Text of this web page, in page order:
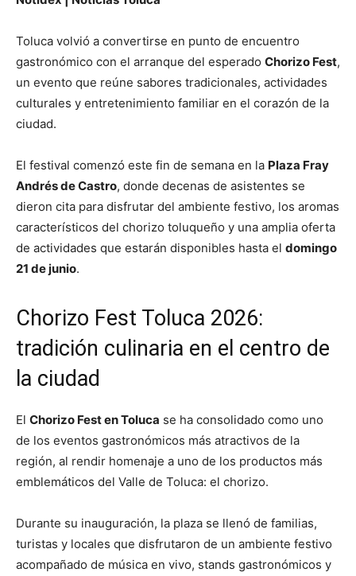
Toluca volvió a convertirse en punto de encuentro
gastronómico con el arranque del esperado Chorizo Fest,
un evento que reúne sabores tradicionales, actividades
culturales y entretenimiento familiar en el corazón de la
ciudad.
El festival comenzó este fin de semana en la Plaza Fray
Andrés de Castro, donde decenas de asistentes se
dieron cita para disfrutar del ambiente festivo, los aromas
característicos del chorizo toluqueño y una amplia oferta
de actividades que estarán disponibles hasta el domingo
21 de junio.
Chorizo Fest Toluca 2026:
tradición culinaria en el centro de
la ciudad
El Chorizo Fest en Toluca se ha consolidado como uno
de los eventos gastronómicos más atractivos de la
región, al rendir homenaje a uno de los productos más
emblemáticos del Valle de Toluca: el chorizo.
Durante su inauguración, la plaza se llenó de familias,
turistas y locales que disfrutaron de un ambiente festivo
acompañado de música en vivo, stands gastronómicos y